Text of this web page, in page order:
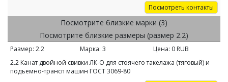
Посмотреть контакты
Посмотрите близкие марки (3)
Посмотрите близкие размеры (размер 2.2)
Размер: 2.2 Марка: 3 Цена: 0 RUB
2.2 Канат двойной свивки ЛК-О для стоячего такелажа (тяговый) и
подъемно-трансп машин ГОСТ 3069-80